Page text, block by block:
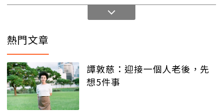
熱門文章
譚敦慈：迎接一個人老後，先
想5件事